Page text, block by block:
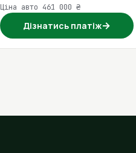
Ціна авто 461 000 ₴
Дізнатись платіж→